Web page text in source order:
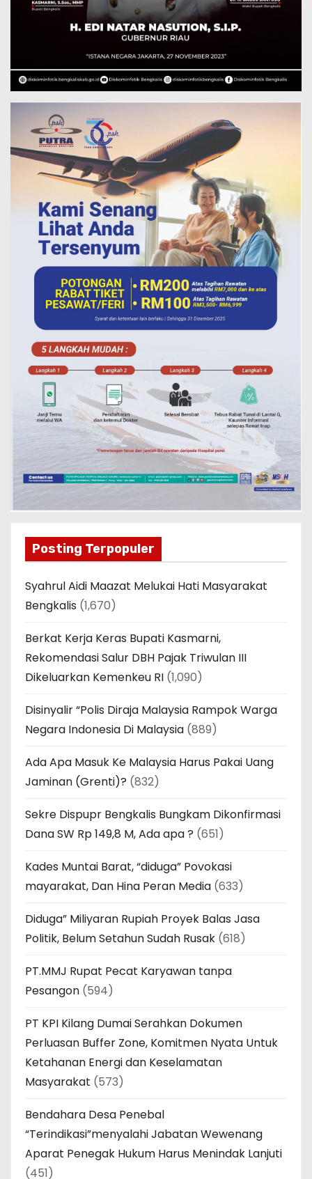
Posting Terpopuler
Syahrul Aidi Maazat Melukai Hati Masyarakat
Bengkalis (1,670)
Berkat Kerja Keras Bupati Kasmarni,
Rekomendasi Salur DBH Pajak Triwulan III
Dikeluarkan Kemenkeu RI (1,090)
Disinyalir “Polis Diraja Malaysia Rampok Warga
Negara Indonesia Di Malaysia (889)
Ada Apa Masuk Ke Malaysia Harus Pakai Uang
Jaminan (Grenti)? (832)
Sekre Dispupr Bengkalis Bungkam Dikonfirmasi
Dana SW Rp 149,8 M, Ada apa ? (651)
Kades Muntai Barat, “diduga” Povokasi
mayarakat, Dan Hina Peran Media (633)
Diduga” Miliyaran Rupiah Proyek Balas Jasa
Politik, Belum Setahun Sudah Rusak (618)
PT.MMJ Rupat Pecat Karyawan tanpa
Pesangon (594)
PT KPI Kilang Dumai Serahkan Dokumen
Perluasan Buffer Zone, Komitmen Nyata Untuk
Ketahanan Energi dan Keselamatan
Masyarakat (573)
Bendahara Desa Penebal
“Terindikasi”menyalahi Jabatan Wewenang
Aparat Penegak Hukum Harus Menindak Lanjuti
(451)